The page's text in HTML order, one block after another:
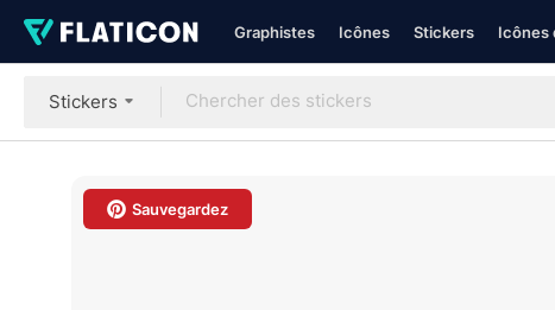
Graphistes Icônes Stickers Icônes
Stickers
Sauvegardez